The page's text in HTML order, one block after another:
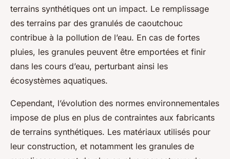
terrains synthétiques ont un impact. Le remplissage
des terrains par des granulés de caoutchouc
contribue à la pollution de l’eau. En cas de fortes
pluies, les granules peuvent être emportées et finir
dans les cours d’eau, perturbant ainsi les
écosystèmes aquatiques.
Cependant, l’évolution des normes environnementales
impose de plus en plus de contraintes aux fabricants
de terrains synthétiques. Les matériaux utilisés pour
leur construction, et notamment les granules de